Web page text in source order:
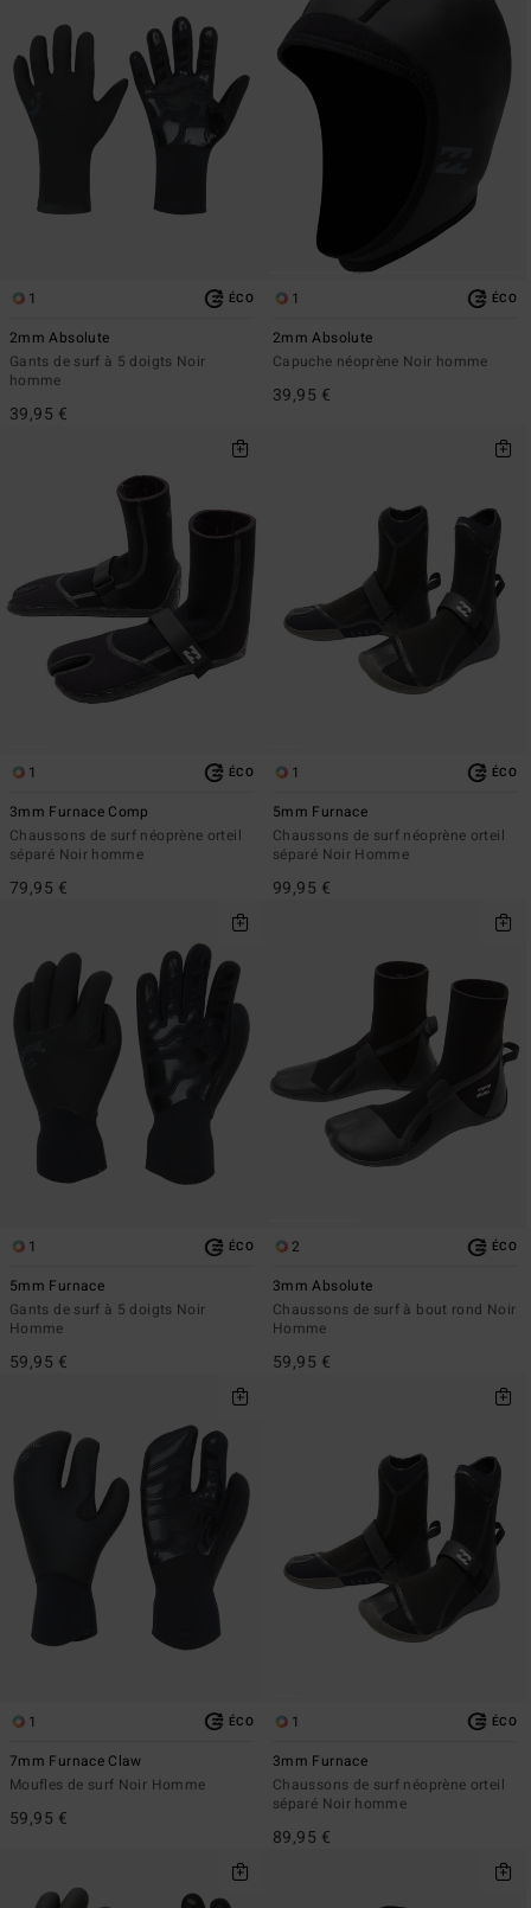
1 ÉCO
2mm Absolute
Gants de surf à 5 doigts Noir
homme
39,95 €
1 ÉCO
2mm Absolute
Capuche néoprène Noir homme
39,95 €
1 ÉCO
3mm Furnace Comp
Chaussons de surf néoprène orteil
séparé Noir homme
79,95 €
1 ÉCO
5mm Furnace
Chaussons de surf néoprène orteil
séparé Noir Homme
99,95 €
1 ÉCO
5mm Furnace
Gants de surf à 5 doigts Noir
Homme
59,95 €
2 ÉCO
3mm Absolute
Chaussons de surf à bout rond Noir
Homme
59,95 €
1 ÉCO
7mm Furnace Claw
Moufles de surf Noir Homme
59,95 €
1 ÉCO
3mm Furnace
Chaussons de surf néoprène orteil
séparé Noir homme
89,95 €